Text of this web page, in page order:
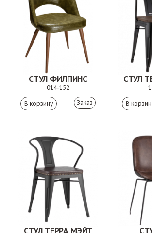
СТУЛ ФИЛПИНС
014-152
Заказ
СТУЛ
СТУЛ ТЕРРА МЭЙТ